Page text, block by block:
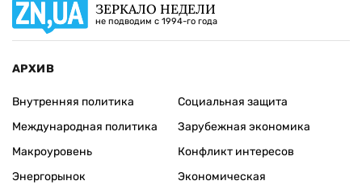
ЗЕРКАЛО НЕДЕЛИ
не подводим с 1994-го года
АРХИВ
Внутренняя политика
Международная политика
Макроуровень
Энергорынок
Социальная защита
Зарубежная экономика
Конфликт интересов
Экономическая